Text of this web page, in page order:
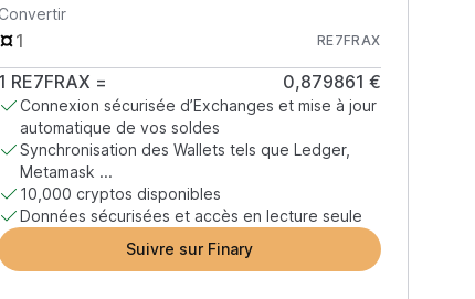
Convertir
RE7FRAX
1 RE7FRAX = 0,879861 €
Connexion sécurisée d’Exchanges et mise à jour
automatique de vos soldes
Synchronisation des Wallets tels que Ledger,
Metamask ...
10,000 cryptos disponibles
Données sécurisées et accès en lecture seule
Suivre sur Finary